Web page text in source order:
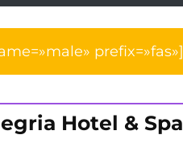
Hotel &